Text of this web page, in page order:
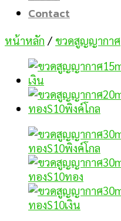
Contact
หน้าหลัก / ขวดสูญญากาศ